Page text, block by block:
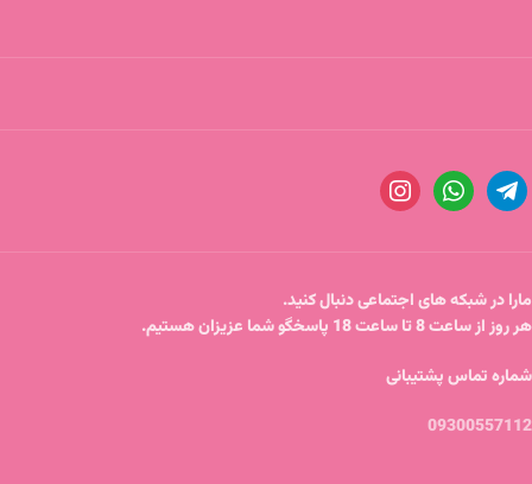
مارا در شبکه های اجتماعی دنبال کنید.
هر روز از ساعت 8 تا ساعت 18 پاسخگو شما عزیزان هستیم.
شماره تماس پشتیبانی
09300557112